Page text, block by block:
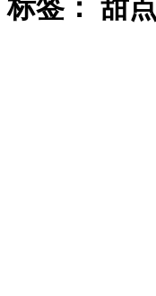
标签： 甜点